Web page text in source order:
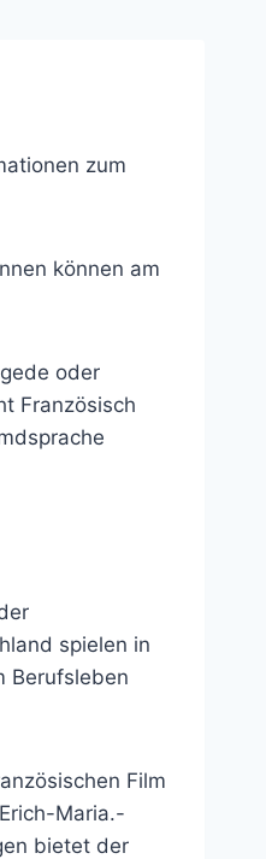
zum
können am
oder
Französisch
spielen in
Berufsleben
Film
Maria.-
bietet der